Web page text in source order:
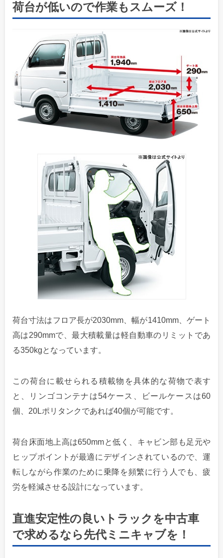
荷台が低いので作業もスムーズ！
荷台寸法はフロア長が2030mm、幅が1410mm、ゲート
高は290mmで、最大積載量は軽自動車のリミットであ
る350kgとなっています。
この荷台に載せられる積載物を具体的な荷物で表す
と、リンゴコンテナは54ケース、ビールケースは60
個、20Lポリタンクであれば40個が可能です。
荷台床面地上高は650mmと低く、キャビン部も足元や
ヒップポイントが最適にデザインされているので、運
転しながら作業のために乗降を頻繁に行う人でも、疲
労を軽減させる設計になっています。
直進安定性の良いトラックを中古車
で求めるなら先代ミニキャブを！